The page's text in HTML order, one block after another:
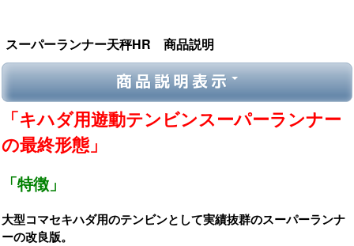
スーパーランナー天秤HR 商品説明
商品説明表示
「キハダ用遊動テンビンスーパーランナー
の最終形態」
「特徴」
大型コマセキハダ用のテンビンとして実績抜群のスーパーランナ
ーの改良版。